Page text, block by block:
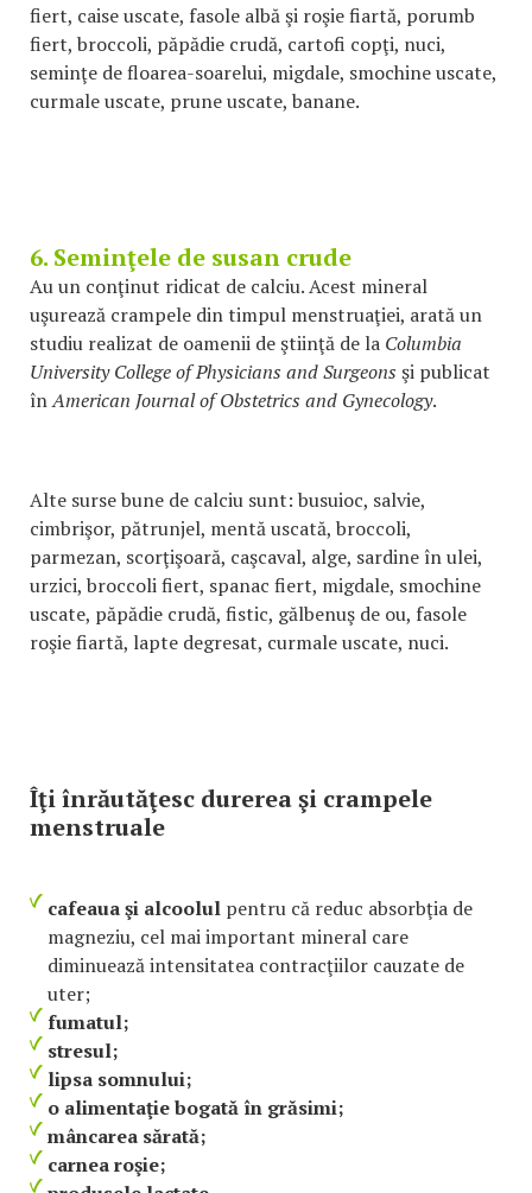
fiert, caise uscate, fasole albă şi roşie fiartă, porumb
fiert, broccoli, păpădie crudă, cartofi copţi, nuci,
seminţe de floarea-soarelui, migdale, smochine uscate,
curmale uscate, prune uscate, banane.
6. Seminţele de susan crude
Au un conţinut ridicat de calciu. Acest mineral
uşurează crampele din timpul menstruaţiei, arată un
studiu realizat de oamenii de ştiinţă de la Columbia
University College of Physicians and Surgeons şi publicat
înAmerican Journal of Obstetrics and Gynecology.
Alte surse bune de calciu sunt: busuioc, salvie,
cimbrişor, pătrunjel, mentă uscată, broccoli,
parmezan, scorţişoară, caşcaval, alge, sardine în ulei,
urzici, broccoli fiert, spanac fiert, migdale, smochine
uscate, păpădie crudă, fistic, gălbenuş de ou, fasole
roşie fiartă, lapte degresat, curmale uscate, nuci.
Îţi înrăutăţesc durerea şi crampele
menstruale
cafeaua şi alcoolul pentru că reduc absorbţia de
magneziu, cel mai important mineral care
diminuează intensitatea contracţiilor cauzate de
uter;
fumatul;
stresul;
lipsa somnului;
o alimentaţie bogată în grăsimi;
mâncarea sărată;
carnea roşie;